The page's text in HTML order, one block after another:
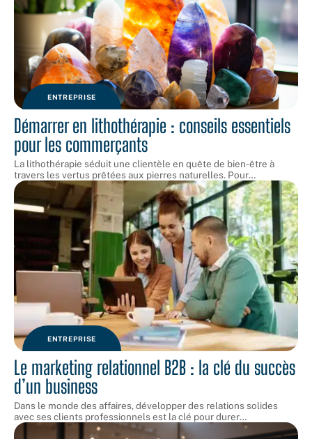
ENTREPRISE
Démarrer en lithothérapie : conseils essentiels
pour les commerçants
La lithothérapie séduit une clientèle en quête de bien-être à
travers les vertus prêtées aux pierres naturelles. Pour…
ENTREPRISE
Le marketing relationnel B2B : la clé du succès
d’un business
Dans le monde des affaires, développer des relations solides
avec ses clients professionnels est la clé pour durer…